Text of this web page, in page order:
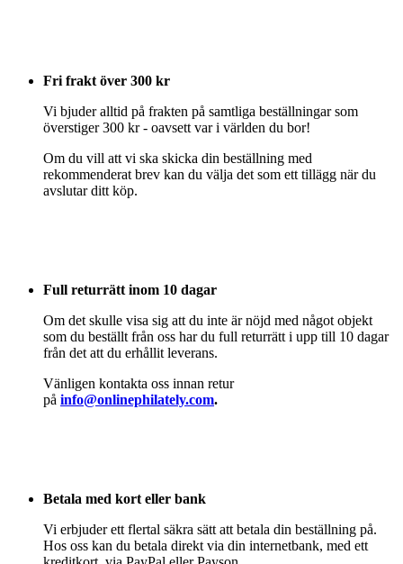
Fri frakt över 300 kr
Vi bjuder alltid på frakten på samtliga beställningar som
överstiger 300 kr - oavsett var i världen du bor!
Om du vill att vi ska skicka din beställning med
rekommenderat brev kan du välja det som ett tillägg när du
avslutar ditt köp.
Full returrätt inom 10 dagar
Om det skulle visa sig att du inte är nöjd med något objekt
som du beställt från oss har du full returrätt i upp till 10 dagar
från det att du erhållit leverans.
Vänligen kontakta oss innan retur
på info@onlinephilately.com.
Betala med kort eller bank
Vi erbjuder ett flertal säkra sätt att betala din beställning på.
Hos oss kan du betala direkt via din internetbank, med ett